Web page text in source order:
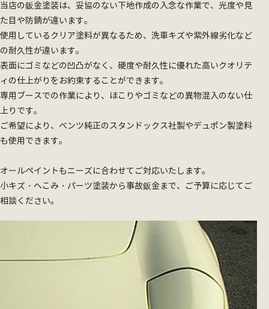
当店の鈑金塗装は、妥協のない下地作成の入念な作業で、光度や見
た目や防錆が違います。
使用しているクリア塗料が異なるため、洗車キズや紫外線劣化など
の耐久性が違います。
表面にゴミなどの凹凸がなく、硬度や耐久性に優れた高いクオリテ
ィの仕上がりをお約束することができます。
専用ブースでの作業により、ほこりやゴミなどの異物混入のない仕
上りです。
ご希望により、ベンツ純正のスタンドックス社製やデュポン製塗料
も使用できます。
オールペイントもニーズに合わせてご対応いたします。
小キズ・へこみ・パーツ塗装から事故鈑金まで、ご予算に応じてご
相談ください。